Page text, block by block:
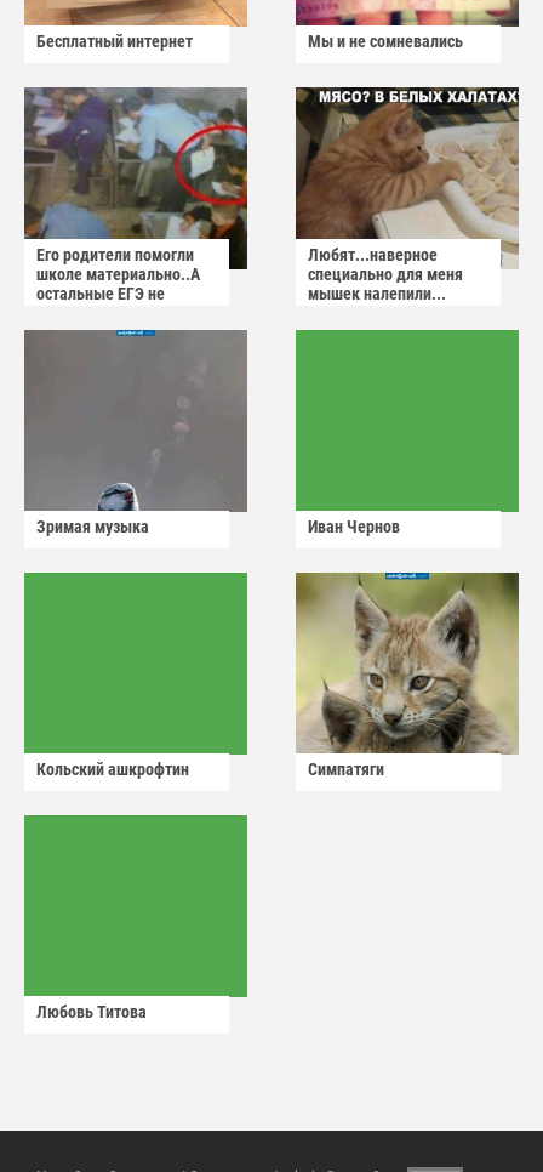
Бесплатный интернет Мы и не сомневались
Его родители помогли
школе материально..А
остальные ЕГЭ не
Любят...наверное
специально для меня
мышек налепили...
Зримая музыка Иван Чернов
Кольский ашкрофтин Симпатяги
Любовь Титова